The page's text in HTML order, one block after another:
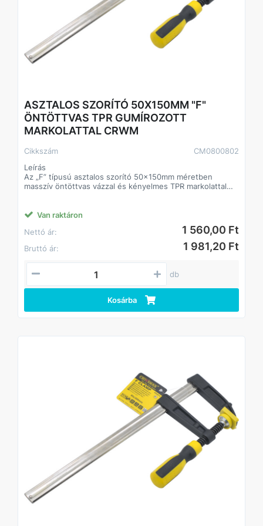
ASZTALOS SZORÍTÓ 50X150MM "F"
ÖNTÖTTVAS TPR GUMÍROZOTT
MARKOLATTAL CRWM
Cikkszám
CM0800802
Leírás
Az „F” típusú asztalos szorító 50x150mm méretben
masszív öntöttvas vázzal és kényelmes TPR markolattal
használatot. Kiváló választás minden famegmunkálási és
barkácsprojekthez, ahol biztos és erős rögzítésre van
szükség.
Előnyök
TÜV/GS minősítés a biztonság és megbízhatóság
érdekében
Erős, tartós öntöttvas szerkezet hosszú élettartammal
Csúszásmentes, ergonomikus TPR markolat a kényelmes
Profi és hobbi felhasználásra egyaránt alkalmas
Alkalmazás
Markolat: TPR (ergonomikus, csúszásmentes)
Csomagolás: Akasztókártya (Hangtag)
Van raktáron
Nettó ár:
1 560,00 Ft
Bruttó ár: 1 981,20 Ft
db
Kosárba